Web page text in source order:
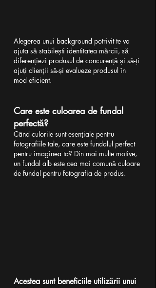
Alegerea unui background potrivit te va
ajuta să stabilești identitatea mărcii, să
diferențiezi produsul de concurență și să-ți
ajuți clienții să-și evalueze produsul în
mod eficient.
Care este culoarea de fundal
perfectă?
Când culorile sunt esențiale pentru
fotografiile tale, care este fundalul perfect
pentru imaginea ta? Din mai multe motive,
un fundal alb este cea mai comună culoare
de fundal pentru fotografia de produs.
Acestea sunt beneficiile utilizării unui